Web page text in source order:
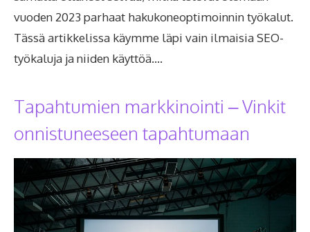
vuoden 2023 parhaat hakukoneoptimoinnin työkalut.
Tässä artikkelissa käymme läpi vain ilmaisia SEO-
työkaluja ja niiden käyttöä….
Tapahtumien markkinointi – Vinkit
onnistuneeseen tapahtumaan